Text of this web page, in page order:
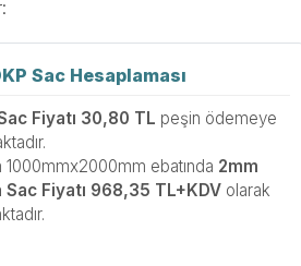
Sac Hesaplaması
Fiyatı 30,80 TL peşin ödemeye
1000mmx2000mm ebatında 2mm
Sac Fiyatı 968,35 TL+KDVolarak